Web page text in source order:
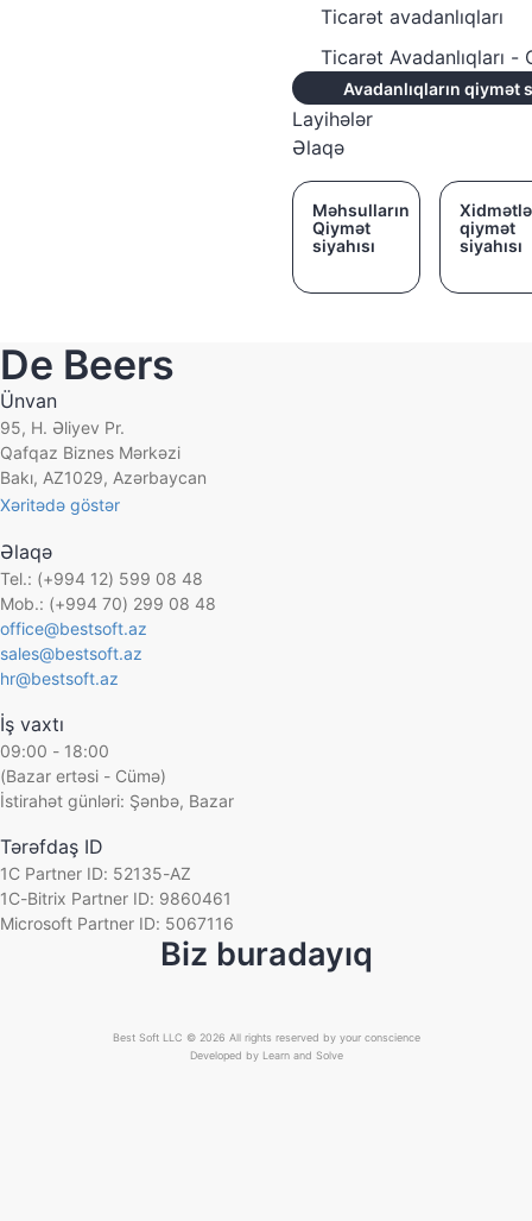
Ticarət avadanlıqları
Ticarət Avadanlıqları -
Avadanlıqların qiymət
Layihələr
Əlaqə
Məhsulların
Qiymət
siyahısı
qiymət
siyahısı
De Beers
Ünvan
95, H. Əliyev Pr.
Qafqaz Biznes Mərkəzi
Bakı, AZ1029, Azərbaycan
Xəritədə göstər
Əlaqə
Tel.: (+994 12) 599 08 48
Mob.: (+994 70) 299 08 48
office@bestsoft.az
sales@bestsoft.az
hr@bestsoft.az
İş vaxtı
09:00 - 18:00
(Bazar ertəsi - Cümə)
İstirahət günləri: Şənbə, Bazar
Tərəfdaş ID
1C Partner ID: 52135-AZ
1C-Bitrix Partner ID: 9860461
Microsoft Partner ID: 5067116
Biz buradayıq
Best Soft LLC © 2026 All rights reserved by your conscience
Developed by Learn and Solve